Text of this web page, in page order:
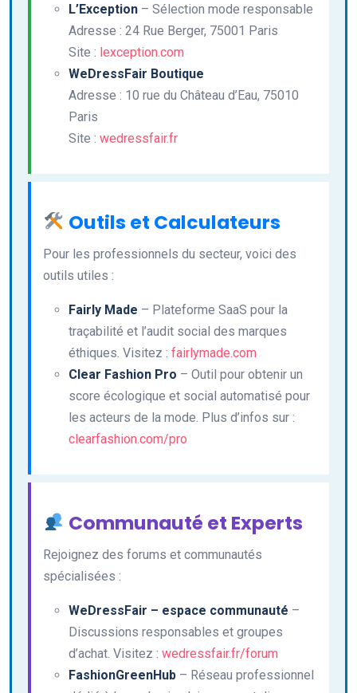
L’Exception – Sélection mode responsable
Adresse : 24 Rue Berger, 75001 Paris
Site : lexception.com
WeDressFair Boutique
Adresse : 10 rue du Château d’Eau, 75010
Paris
Site : wedressfair.fr
Outils et Calculateurs
Pour les professionnels du secteur, voici des
outils utiles :
Fairly Made – Plateforme SaaS pour la
traçabilité et l’audit social des marques
éthiques. Visitez : fairlymade.com
Clear Fashion Pro – Outil pour obtenir un
score écologique et social automatisé pour
les acteurs de la mode. Plus d’infos sur :
clearfashion.com/pro
Communauté et Experts
Rejoignez des forums et communautés
spécialisées :
WeDressFair – espace communauté –
Discussions responsables et groupes
d’achat. Visitez : wedressfair.fr/forum
FashionGreenHub – Réseau professionnel